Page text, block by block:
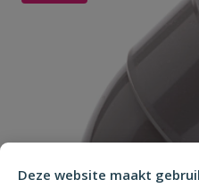
Deze website maakt
Uw waardering: